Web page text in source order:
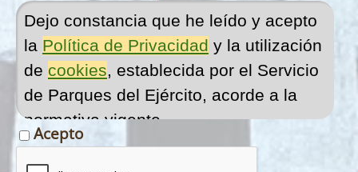
Dejo constancia que he leído y acepto
la Política de Privacidad y la utilización
de cookies, establecida por el Servicio
de Parques del Ejército, acorde a la
normativa vigente.
Acepto